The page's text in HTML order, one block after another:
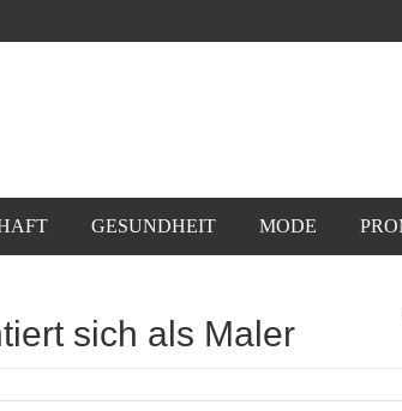
GESUNDHEIT MODE
sich als Maler